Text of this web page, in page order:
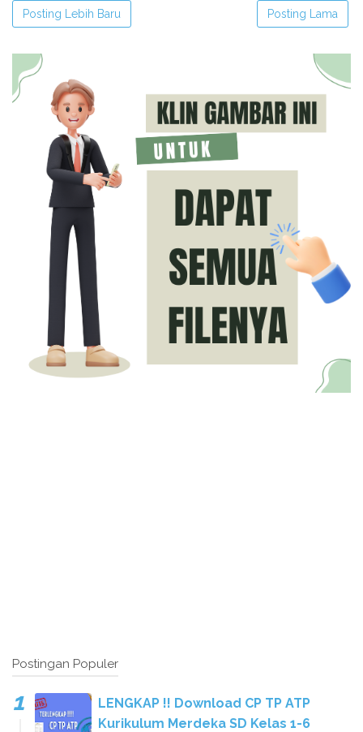
Posting Lebih Baru Posting Lama
Postingan Populer
LENGKAP !! Download CP TP ATP
Kurikulum Merdeka SD Kelas 1-6